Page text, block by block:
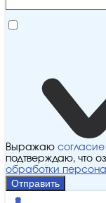
Выражаю согласие
подтверждаю, что
обработки
Отправить